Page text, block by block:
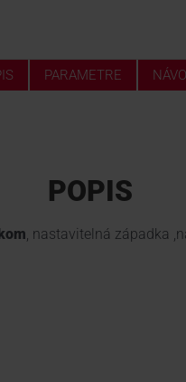
PARAMETRE
POPIS
, nastavitelná západka